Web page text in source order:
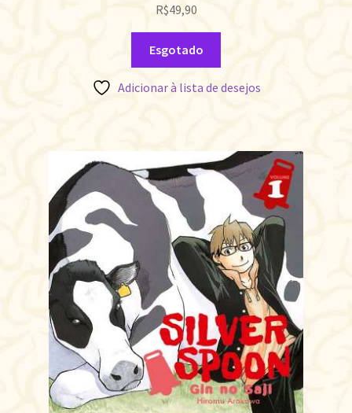
R$49,90
Esgotado
Adicionar à lista de desejos